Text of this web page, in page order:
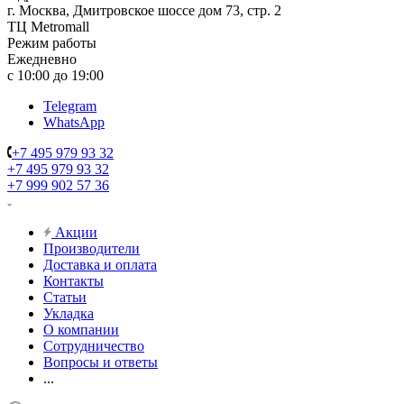
г. Москва, Дмитровское шоссе дом 73, стр. 2
ТЦ Metromall
Режим работы
Ежедневно
с 10:00 до 19:00
Telegram
WhatsApp
+7 495 979 93 32
+7 495 979 93 32
+7 999 902 57 36
Акции
Производители
Доставка и оплата
Контакты
Статьи
Укладка
О компании
Сотрудничество
Вопросы и ответы
...